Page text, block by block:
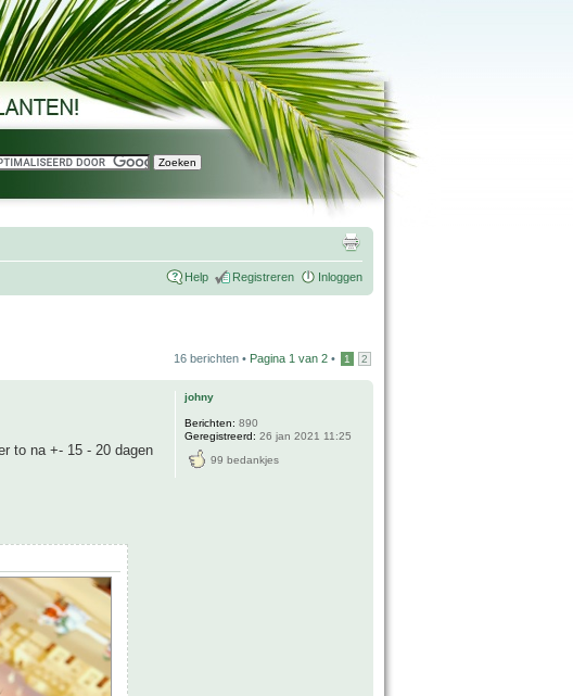
Help Registreren Inloggen
16 berichten • Pagina 1 van 2 • 1 2
to na +- 15 - 20 dagen
johny
Berichten: 890
Geregistreerd: 26 jan 2021 11:25
99 bedankjes